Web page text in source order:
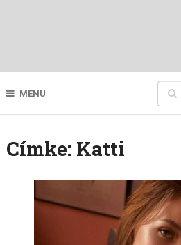
MENU
Címke: Katti